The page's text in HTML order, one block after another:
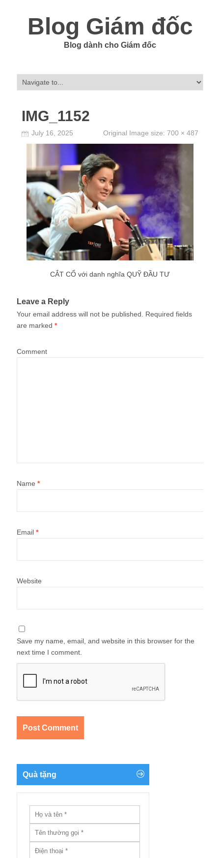
Blog Giám đốc
Blog dành cho Giám đốc
IMG_1152
July 16, 2025 Original Image size: 700 × 487
CẮT CỔ với danh nghĩa QUỸ ĐẦU TƯ
Leave a Reply
Your email address will not be published.
Required fields
are marked *
Comment
Name *
Email *
Website
Save my name, email, and website in this browser for the
next time I comment.
Quà tặng